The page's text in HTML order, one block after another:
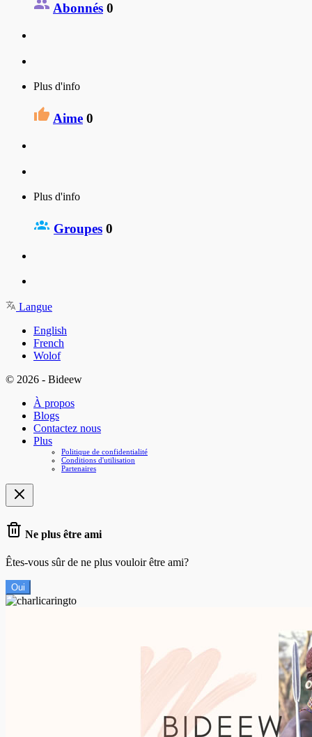
Abonnés 0
Plus d'info
Aime 0
Plus d'info
Groupes 0
Langue
English
French
Wolof
© 2026 - Bideew
À propos
Blogs
Contactez nous
Plus
Politique de confidentialité
Conditions d'utilisation
Partenaires
Ne plus être ami
Êtes-vous sûr de ne plus vouloir être ami?
Oui